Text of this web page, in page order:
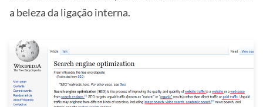
a beleza da ligação interna.